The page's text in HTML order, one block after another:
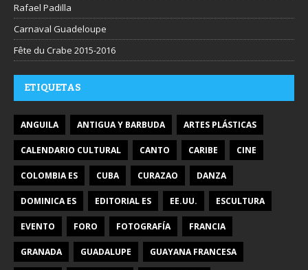
Rafael Padilla
Carnaval Guadeloupe
Fête du Crabe 2015-2016
ETIQUETAS
ANGUILA ANTIGUA Y BARBUDA ARTES PLÁSTICAS
CALENDARIO CULTURAL CANTO CARIBE CINE
COLOMBIA ES CUBA CURAZAO DANZA
DOMINICA ES EDITORIAL ES EE.UU. ESCULTURA
EVENTO FORO FOTOGRAFÍA FRANCIA
GRANADA GUADALUPE GUAYANA FRANCESA